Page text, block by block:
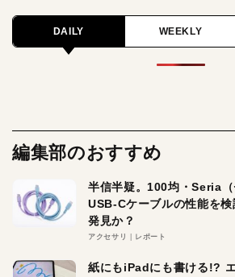
DAILY WEEKLY
編集部のおすすめ
半信半疑。100均・Seria
USB-Cケーブルの性能を
発見か？
アクセサリ レポート
紙にもiPadにも書ける!?